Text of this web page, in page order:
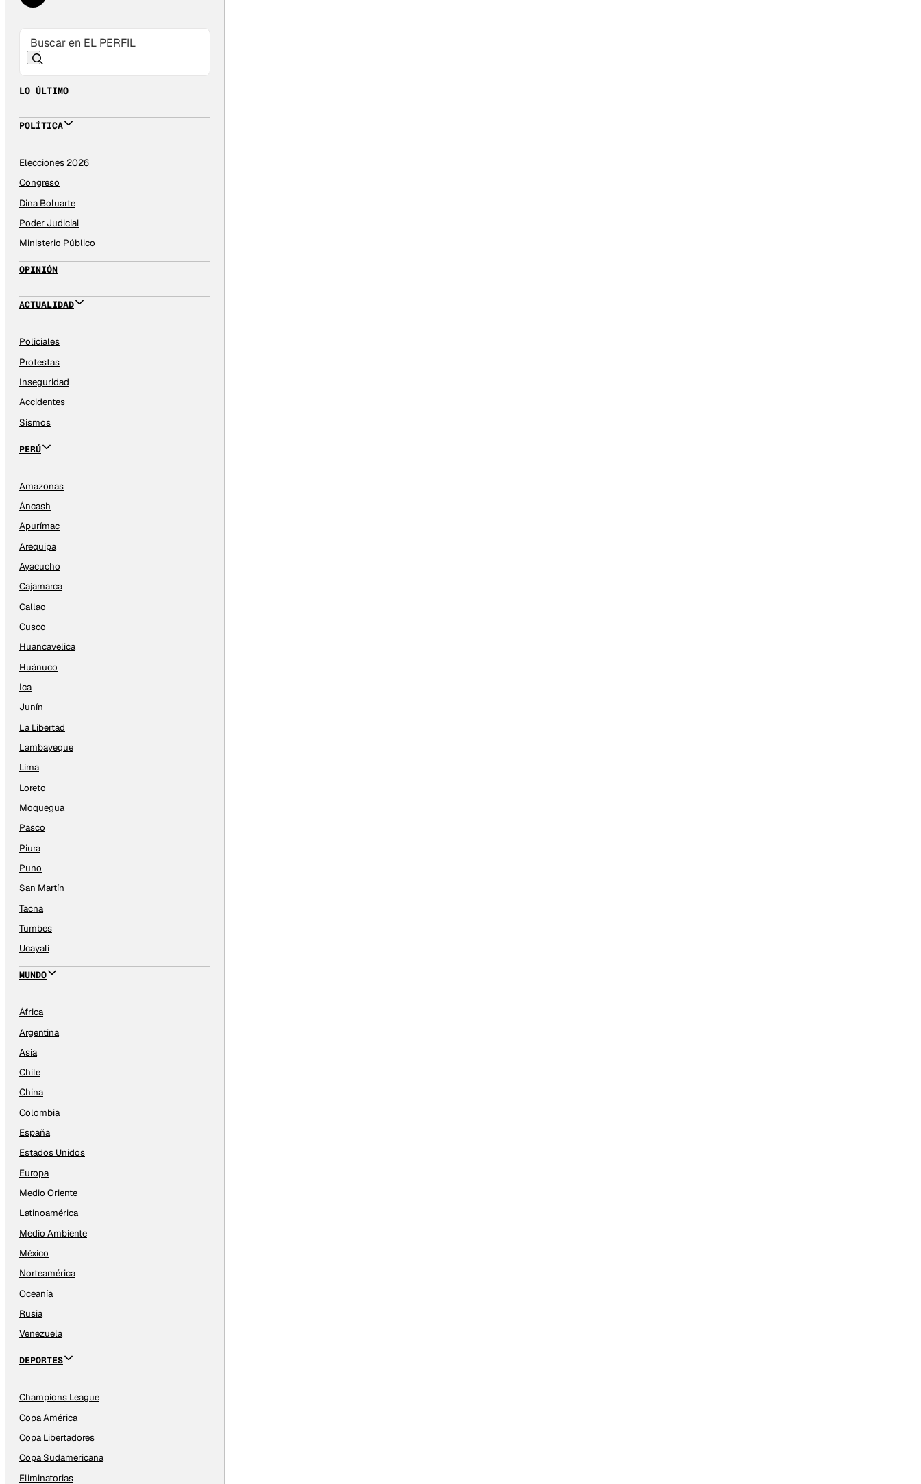
LO ÚLTIMO
POLÍTICA
Elecciones 2026
Congreso
Dina Boluarte
Poder Judicial
Ministerio Público
OPINIÓN
ACTUALIDAD
Policiales
Protestas
Inseguridad
Accidentes
Sismos
PERÚ
Amazonas
Áncash
Apurímac
Arequipa
Ayacucho
Cajamarca
Callao
Cusco
Huancavelica
Huánuco
Ica
Junín
La Libertad
Lambayeque
Lima
Loreto
Moquegua
Pasco
Piura
Puno
San Martín
Tacna
Tumbes
Ucayali
MUNDO
África
Argentina
Asia
Chile
China
Colombia
España
Estados Unidos
Europa
Medio Oriente
Latinoamérica
Medio Ambiente
México
Norteamérica
Oceanía
Rusia
Venezuela
DEPORTES
Champions League
Copa América
Copa Libertadores
Copa Sudamericana
Eliminatorias